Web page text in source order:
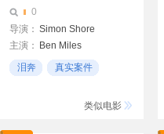
0
导演： Simon Shore
主演：
Ben Miles
Keeley Hawes
泪奔
真实案件
类似电影